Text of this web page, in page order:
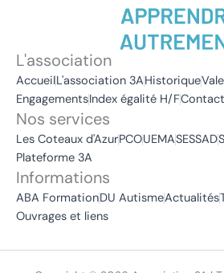
L'association
AccueilL'association 3AHistorique
EngagementsIndex égalité H/FContact
Nos services
Les Coteaux d'AzurPCOUEMASESSAD
Plateforme 3A
Informations
ABA FormationDU AutismeActualités
Ouvrages et liens